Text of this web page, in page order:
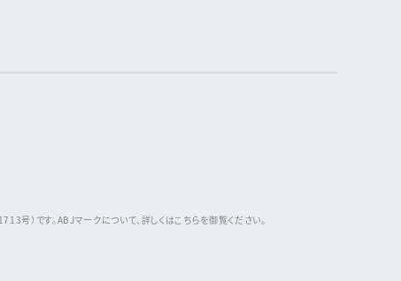
）です。ABJマークについて、詳しくはこちらを御覧ください。